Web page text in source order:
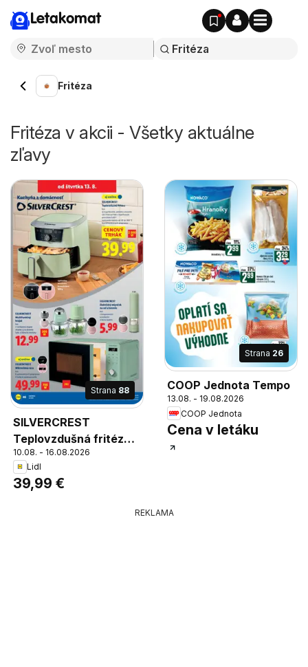
Letakomat
Fritéza
Fritéza v akcii - Všetky aktuálne
zľavy
Strana 88
SILVERCREST
Teplovzdušná fritéza,
kus, aj na grilovanie,
pečenie a dusenie, 3,6
l fritovací kôš s
10.08. - 16.08.2026
Lidl
39,99 €
Strana 26
COOP Jednota Tempo
13.08. - 19.08.2026
COOP Jednota
Cena v letáku
REKLAMA